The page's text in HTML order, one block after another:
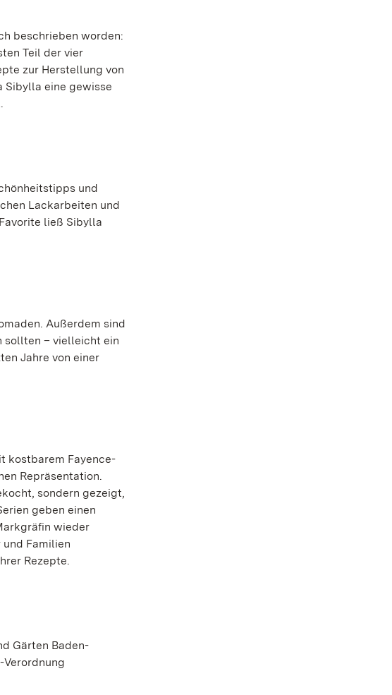
beschrieben worden:
Teil der vier
zur Herstellung von
Sibylla eine gewisse
und
Lackarbeiten und
ließ Sibylla
Außerdem sind
sollten – vielleicht ein
Jahre von einer
kostbarem Fayence-
Repräsentation.
sondern gezeigt,
geben einen
wieder
Familien
Rezepte.
Gärten Baden-